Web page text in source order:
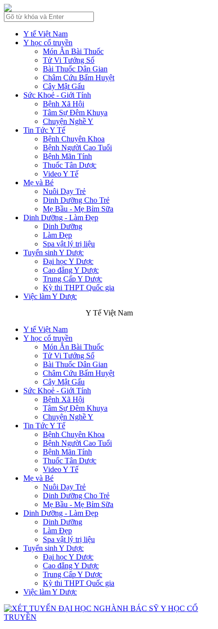
Y tế Việt Nam
Y học cổ truyền
Món Ăn Bài Thuốc
Tử Vi Tướng Số
Bài Thuốc Dân Gian
Châm Cứu Bấm Huyệt
Cây Mật Gấu
Sức Khoẻ - Giới Tính
Bệnh Xã Hội
Tâm Sự Đêm Khuya
Chuyện Nghề Y
Tin Tức Y Tế
Bệnh Chuyên Khoa
Bệnh Người Cao Tuổi
Bệnh Mãn Tính
Thuốc Tân Dược
Video Y Tế
Mẹ và Bé
Nuôi Dạy Trẻ
Dinh Dưỡng Cho Trẻ
Mẹ Bầu - Mẹ Bỉm Sữa
Dinh Dưỡng - Làm Đẹp
Dinh Dưỡng
Làm Đẹp
Spa vật lý trị liệu
Tuyển sinh Y Dược
Đại học Y Dược
Cao đẳng Y Dược
Trung Cấp Y Dược
Kỳ thi THPT Quốc gia
Việc làm Y Dược
Y Tế Việt Nam
Y tế Việt Nam
Y học cổ truyền
Món Ăn Bài Thuốc
Tử Vi Tướng Số
Bài Thuốc Dân Gian
Châm Cứu Bấm Huyệt
Cây Mật Gấu
Sức Khoẻ - Giới Tính
Bệnh Xã Hội
Tâm Sự Đêm Khuya
Chuyện Nghề Y
Tin Tức Y Tế
Bệnh Chuyên Khoa
Bệnh Người Cao Tuổi
Bệnh Mãn Tính
Thuốc Tân Dược
Video Y Tế
Mẹ và Bé
Nuôi Dạy Trẻ
Dinh Dưỡng Cho Trẻ
Mẹ Bầu - Mẹ Bỉm Sữa
Dinh Dưỡng - Làm Đẹp
Dinh Dưỡng
Làm Đẹp
Spa vật lý trị liệu
Tuyển sinh Y Dược
Đại học Y Dược
Cao đẳng Y Dược
Trung Cấp Y Dược
Kỳ thi THPT Quốc gia
Việc làm Y Dược